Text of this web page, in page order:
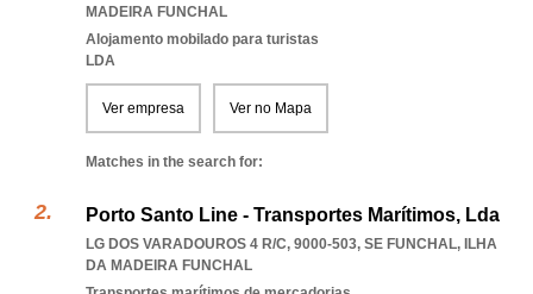
MADEIRA FUNCHAL
Alojamento mobilado para turistas
LDA
Ver empresa Ver no Mapa
Matches in the search for:
Porto Santo Line - Transportes Marítimos, Lda
LG DOS VARADOUROS 4 R/C, 9000-503, SE FUNCHAL, ILHA
DA MADEIRA FUNCHAL